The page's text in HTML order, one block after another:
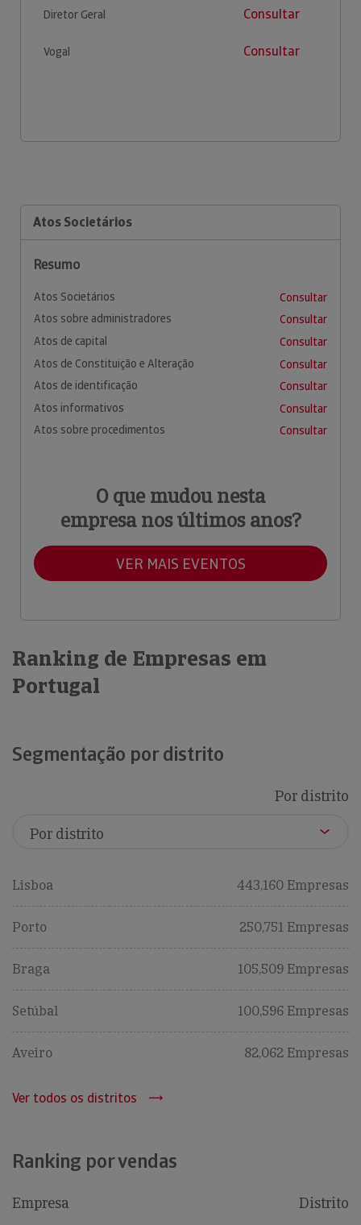
Diretor Geral Consultar
Vogal Consultar
Atos Societários
Resumo
Atos Societários
Consultar
Atos sobre administradores
Consultar
Atos de capital
Consultar
Atos de Constituição e Alteração
Consultar
Atos de identificação
Consultar
Atos informativos
Consultar
Atos sobre procedimentos
Consultar
O que mudou nesta
empresa nos últimos anos?
VER MAIS EVENTOS
Ranking de Empresas em
Portugal
Segmentação por distrito
Por distrito
Lisboa 443,160 Empresas
Porto 250,751 Empresas
Braga 105,509 Empresas
Setúbal 100,596 Empresas
Aveiro 82,062 Empresas
Ver todos os distritos
Ranking por vendas
Empresa Distrito